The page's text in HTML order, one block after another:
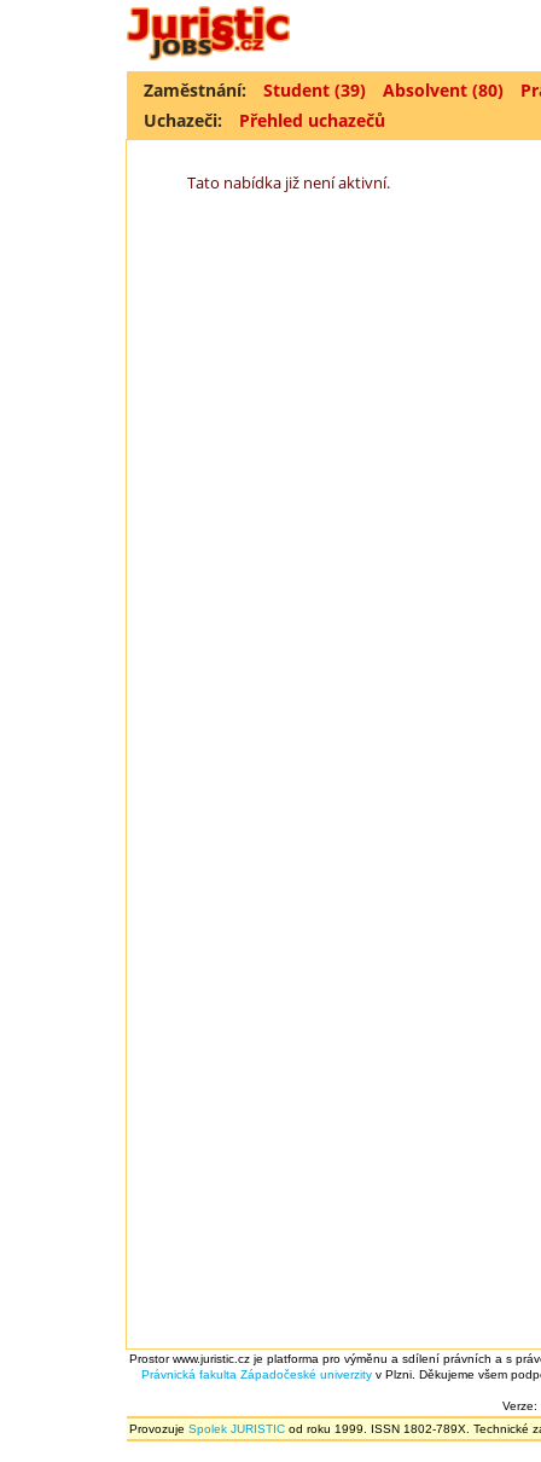
Zaměstnání: Student (39) Absolvent (80)
Uchazeči:
Přehled uchazečů
Tato nabídka již není aktivní.
Prostor www.juristic.cz je platforma pro výměnu a sdílení právních a s
Právnická fakulta Západočeské univerzity v Plzni. Děkujeme všem
Verze:
Provozuje Spolek JURISTIC od roku 1999. ISSN 1802-789X. Technické